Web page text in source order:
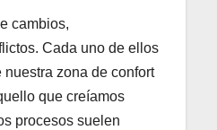
cambios,
Cada uno de ellos
zona de confort
que creíamos
procesos suelen